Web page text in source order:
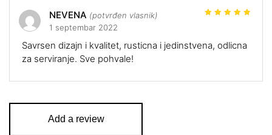
NEVENA (potvrđen vlasnik)
1 septembar 2022
Savrsen dizajn i kvalitet, rusticna i jedinstvena, odlicna
za serviranje. Sve pohvale!
Add a review